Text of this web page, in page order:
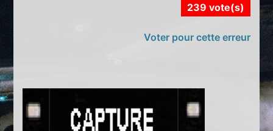
239 vote(s)
Voter pour cette erreur